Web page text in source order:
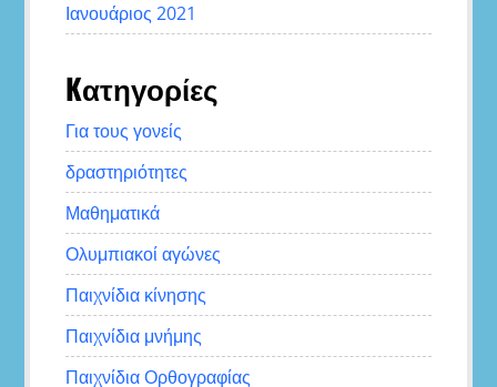
Ιανουάριος 2021
Kατηγορίες
Για τους γονείς
δραστηριότητες
Μαθηματικά
Ολυμπιακοί αγώνες
Παιχνίδια κίνησης
Παιχνίδια μνήμης
Παιχνίδια Ορθογραφίας